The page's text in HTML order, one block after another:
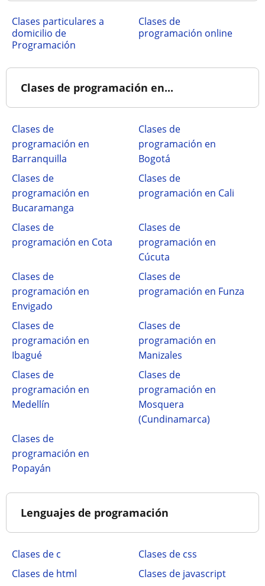
clases particulares a
domicilio de
Programación
Clases de
programación online
Clases de programación en...
Clases de
programación en
Barranquilla
Clases de
programación en
Bogotá
Clases de
programación en
Bucaramanga
Clases de
programación en Cali
Clases de
programación en Cota
Clases de
programación en
Cúcuta
Clases de
programación en
Envigado
Clases de
programación en Funza
Clases de
programación en
Ibagué
Clases de
programación en
Manizales
Clases de
programación en
Medellín
Clases de
programación en
Mosquera
(Cundinamarca)
Clases de
programación en
Popayán
Lenguajes de programación
Clases de c
Clases de css
Clases de html
Clases de javascript